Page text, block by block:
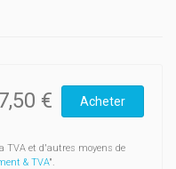
€ Acheter
TVA et d'autres moyens de
& TVA".